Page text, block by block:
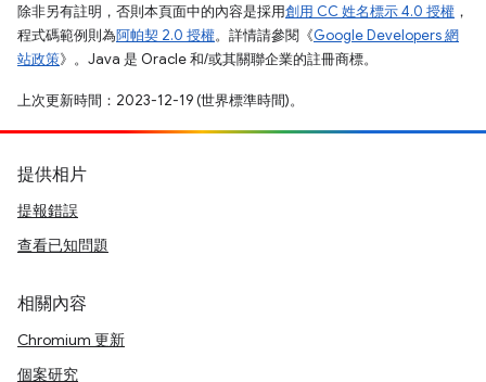
除非另有註明，否則本頁面中的內容是採用創用 CC 姓名標示 4.0 授權 ，
程式碼範例則為阿帕契 2.0 授權。詳情請參閱《Google Developers 網
站政策》。Java 是 Oracle 和/或其關聯企業的註冊商標。
上次更新時間：2023-12-19 (世界標準時間)。
提供相片
提報錯誤
查看已知問題
相關內容
Chromium 更新
個案研究